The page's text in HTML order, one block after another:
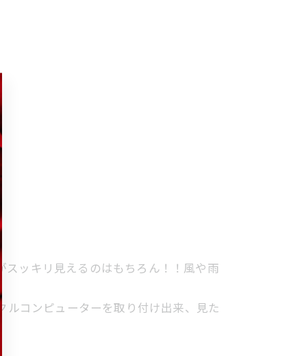
スッキリ見えるのはもちろん！！風や雨
コンピューターを取り付け出来、見た